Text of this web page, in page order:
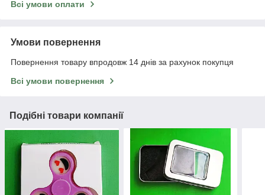
Всі умови оплати
Умови повернення
Повернення товару впродовж 14 днів за рахунок покупця
Всі умови повернення
Подібні товари компанії